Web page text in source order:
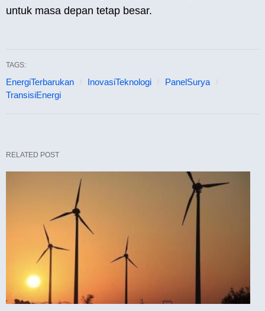
untuk masa depan tetap besar.
TAGS:
EnergiTerbarukan InovasiTeknologi
PanelSurya
TransisiEnergi
RELATED POST